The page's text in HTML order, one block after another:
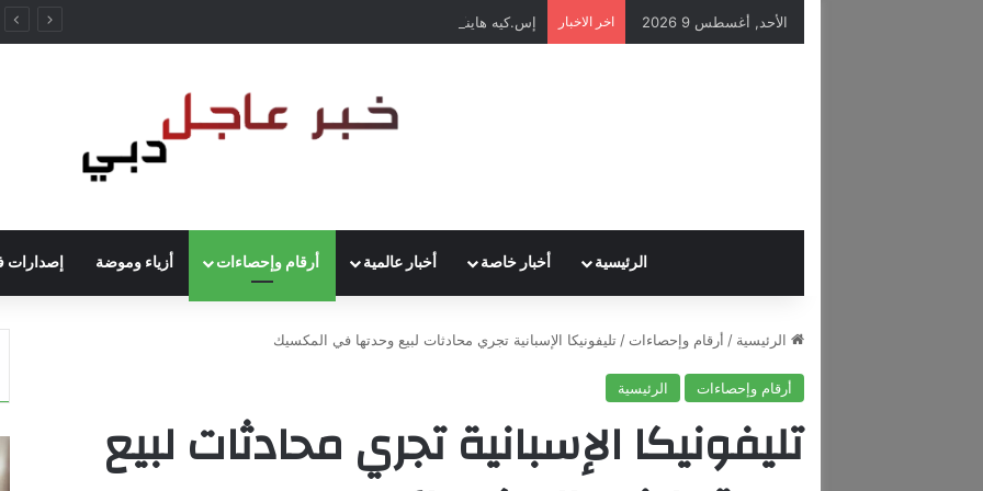
الأحد, أغسطس 9 2026 اخر الاخبار
الرئيسية أخبار خاصة أخبار عالمية أرقام وإحصاءات أزياء وموضة إصدارات
الرئيسية / أرقام وإحصاءات / تليفونيكا الإسبانية تجري محادثات لبيع وحدتها في المكسيك
أرقام وإحصاءات الرئيسية
تليفونيكا الإسبانية تجري محادثات لبيع